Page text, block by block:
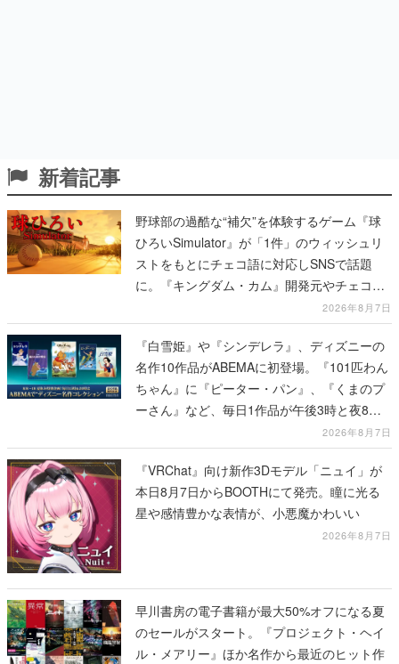
新着記事
野球部の過酷な“補欠”を体験するゲーム『球
ひろいSimulator』が「1件」のウィッシュリ
ストをもとにチェコ語に対応しSNSで話題
に。『キングダム・カム』開発元やチェコの
2026年8月7日
『白雪姫』や『シンデレラ』、ディズニーの
名作10作品がABEMAに初登場。『101匹わん
ちゃん』に『ピーター・パン』、『くまのプ
ーさん』など、毎日1作品が午後3時と夜8時
2026年8月7日
『VRChat』向け新作3Dモデル「ニュイ」が
本日8月7日からBOOTHにて発売。瞳に光る
星や感情豊かな表情が、小悪魔かわいい
2026年8月7日
早川書房の電子書籍が最大50%オフになる夏
のセールがスタート。『プロジェクト・ヘイ
ル・メアリー』ほか名作から最近のヒット作